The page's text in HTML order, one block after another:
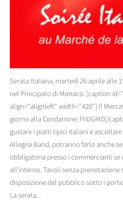
Serata Italiana, martedì 26 aprile alle
nel Principato di Monaco. [caption
align="alignleft" width="420"] Il
giorno alla Condamine; Ft©GMD[/
gustare i piatti tipici italiani e
Allegria Band, potranno farlo anche
obbligatoria presso i commercianti se
all'interno. Tavoli senza prenotazione
disposizione del pubblico sotto i
La serata...